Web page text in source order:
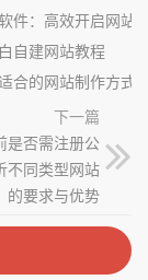
件：高效开启网站
自建网站教程
合的网站制作方式
下一篇
是否需注册公
不同类型网站
的要求与优势